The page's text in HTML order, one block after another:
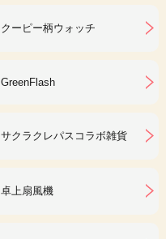
クーピー柄ウォッチ
GreenFlash
サクラクレパスコラボ雑貨
卓上扇風機